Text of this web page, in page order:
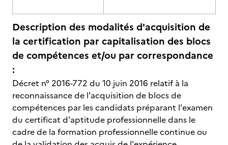
Description des modalités d'acquisition de
la certification par capitalisation des blocs
de compétences et/ou par correspondance
:
Décret n° 2016-772 du 10 juin 2016 relatif à la
reconnaissance de l'acquisition de blocs de
compétences par les candidats préparant l'examen
du certificat d'aptitude professionnelle dans le
cadre de la formation professionnelle continue ou